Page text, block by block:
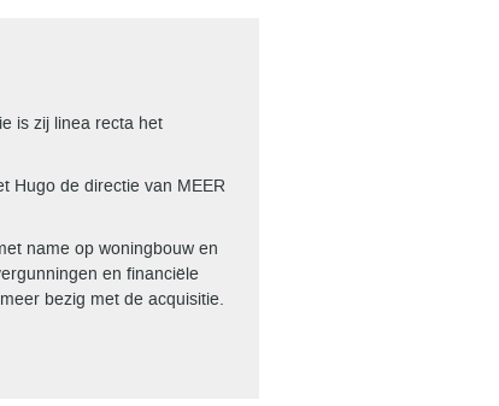
is zij linea recta het
Hugo de directie van MEER
name op woningbouw en
en financiële
bezig met de acquisitie.